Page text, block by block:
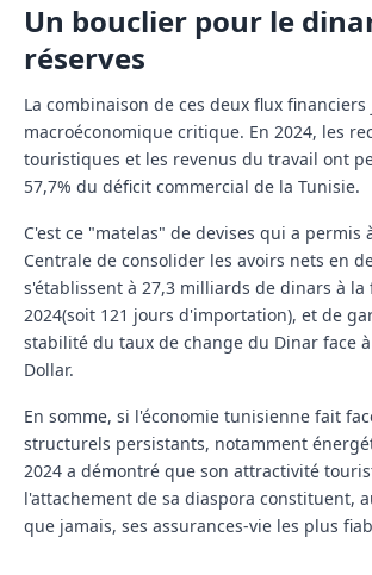
Un bouclier pour le
réserves
La combinaison de ces deux flux
macroéconomique critique. En 2024, les
touristiques et les revenus du travail ont
57,7% du déficit commercial de la Tunisie.
C'est ce "matelas" de devises qui a permis
Centrale de consolider les avoirs nets en
s'établissent à 27,3 milliards de dinars à la
2024(soit 121 jours d'importation), et de
stabilité du taux de change du Dinar face
Dollar.
En somme, si l'économie tunisienne fait
structurels persistants, notamment
2024 a démontré que son attractivité
l'attachement de sa diaspora constituent,
que jamais, ses assurances-vie les plus